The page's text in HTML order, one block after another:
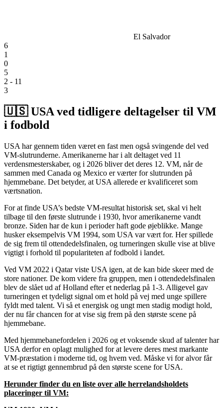
El Salvador
6
1
0
5
2 - 11
3
🇺🇸​ USA ved tidligere deltagelser til VM
i fodbold
USA har gennem tiden været en fast men også svingende del ved
VM-slutrunderne. Amerikanerne har i alt deltaget ved 11
verdensmesterskaber, og i 2026 bliver det deres 12. VM, når de
sammen med Canada og Mexico er værter for slutrunden på
hjemmebane. Det betyder, at USA allerede erkvalificeret som
værtsnation.
For at finde USA’s bedste VM-resultat historisk set, skal vi helt
tilbage til den første slutrunde i 1930, hvor amerikanerne vandt
bronze. Siden har de kun i perioder haft gode øjeblikke. Mange
husker eksempelvis VM 1994, som USA var vært for. Her spillede
de sig frem til ottendedelsfinalen, og turneringen skulle vise at blive
vigtigt i forhold til populariteten af fodbold i landet.
Ved VM 2022 i Qatarviste USA igen, at de kan bide skeer med de
store nationer. De kom videre fra gruppen, men i ottendedelsfinalen
blev de slået ud afHolland efter et nederlag på 1-3. Alligevel gav
turneringen et tydeligt signal om et hold på vej med unge spillere
fyldt med talent. Vi så et energisk og ungt men stadig modigt hold,
der nu får chancen for at vise sig frem på den største scene på
hjemmebane.
Med hjemmebanefordelen i 2026 og et voksende skud af talenter har
USA derfor en oplagt mulighed for at levere deres mest markante
VM-præstation i moderne tid, og hvem ved. Måske vi for alvor får
at se et rigtigt gennembrud på den største scene for USA.
Herunder finder du en liste over alle herrelandsholdets
placeringer til VM: